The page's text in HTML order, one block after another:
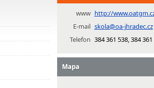
www http://
E-mail skola@oa-jhradec.cz
Telefon 384 361 538, 384 361
Mapa